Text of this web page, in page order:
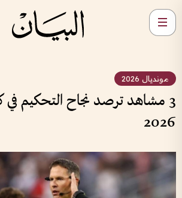
مونديال 2026
3 مشاهد ترصد نجاح التحكيم في
2026